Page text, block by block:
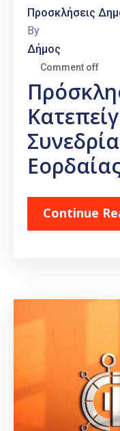
Προσκλήσεις
By
Δήμος
Comment off
Continue